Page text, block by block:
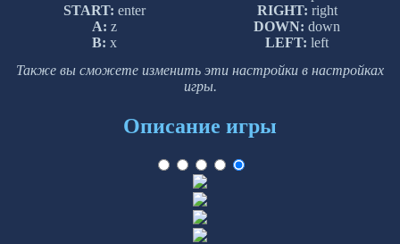
START: enter
A: z
B: x
RIGHT: right
DOWN: down
LEFT: left
Также вы сможете изменить эти настройки в настройках
игры.
Описание игры